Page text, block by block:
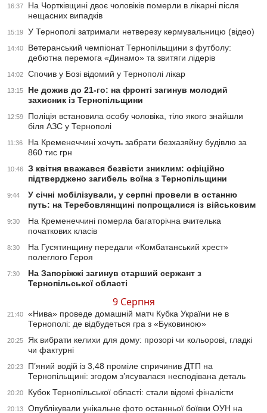
16:37
На Чортківщині двоє чоловіків померли в лікарні після
нещасних випадків
15:19 У Тернополі затримали нетверезу кермувальницю (відео)
14:40
Ветеранський чемпіонат Тернопільщини з футболу:
дебютна перемога «Динамо» та звитяги лідерів
14:02 Спочив у Бозі відомий у Тернополі лікар
13:15
Не дожив до 21-го: на фронті загинув молодий
захисник із Тернопільщини
12:59
Поліція встановила особу чоловіка, тіло якого знайшли
біля АЗС у Тернополі
11:36
На Кременеччині хочуть забрати безхазяйну будівлю за
860 тис грн
10:46
З квітня вважався безвісти зниклим: офіційно
підтверджено загибель воїна з Тернопільщини
9:44
У січні мобілізували, у серпні провели в останню
путь: на Теребовлянщині попрощалися із військовим
9:30
На Кременеччині померла багаторічна вчителька
початкових класів
8:30
На Гусятинщину передали «Комбатанський хрест»
полеглого Героя
7:30
На Запоріжжі загинув старший сержант з
Тернопільської області
9 Серпня
21:40
«Нива» проведе домашній матч Кубка України не в
Тернополі: де відбудеться гра з «Буковиною»
20:25
Як вибрати келихи для дому: прозорі чи кольорові, гладкі
чи фактурні
20:23
П’яний водій із 3,48 проміле спричинив ДТП на
Тернопільщині: згодом з’ясувалася несподівана деталь
20:20 Кубок Тернопільської області: стали відомі фіналісти
20:13 Опублікували унікальне фото останньої боївки ОУН на